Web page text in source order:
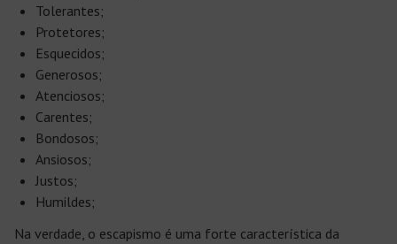
Tolerantes;
Protetores;
Esquecidos;
Generosos;
Atenciosos;
Carentes;
Bondosos;
Ansiosos;
Justos;
Humildes;
Na verdade, o escapismo é uma forte característica da